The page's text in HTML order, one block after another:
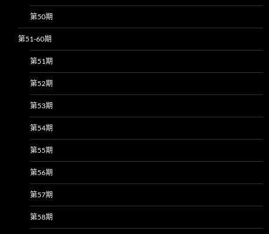
第50期
第51-60期
第51期
第52期
第53期
第54期
第55期
第56期
第57期
第58期